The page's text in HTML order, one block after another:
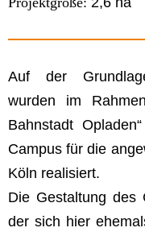
Auf der
wurden im
Bahnstadt
Campus für die
Köln realisiert.
Die Gestaltung des
der sich hier